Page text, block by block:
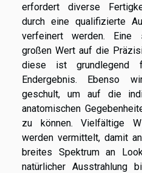
erfordert diverse
durch eine qualifizierte
verfeinert werden. Eine
großen Wert auf die
diese ist grundlegend
Endergebnis. Ebenso
geschult, um auf die
anatomischen
zu können. Vielfältige
werden vermittelt, damit
breites Spektrum an
natürlicher Ausstrahlung